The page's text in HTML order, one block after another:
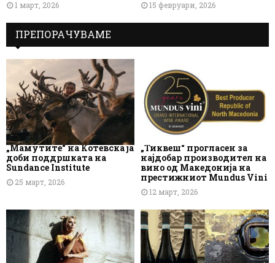
1 март, 2026 15 февруари, 2026
ПРЕПОРАЧУВАМЕ
„Мамутите“ на Котевска ја
доби поддршката на
Sundance Institute
25 март, 2026
„Тиквеш“ прогласен за
најдобар производител на
вино од Македонија на
престижниот Mundus Vini
12 март, 2026